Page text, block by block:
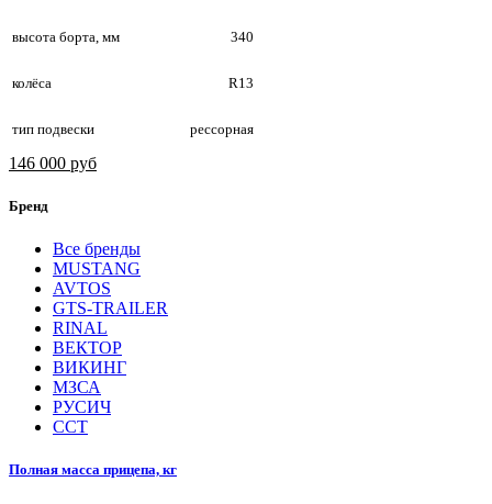
высота борта, мм 340
колёса R13
тип подвески рессорная
146 000 руб
Бренд
Все бренды
MUSTANG
AVTOS
GTS-TRAILER
RINAL
ВЕКТОР
ВИКИНГ
МЗСА
РУСИЧ
ССТ
Полная масса прицепа, кг